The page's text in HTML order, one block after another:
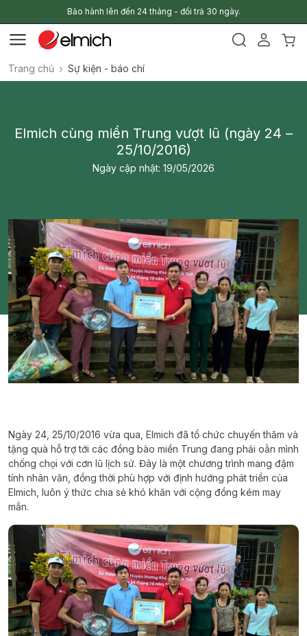
Bảo hành lên đến 24 tháng - đổi trả 30 ngày.
Trang chủ Sự kiện - báo chí
Elmich cùng miền Trung vượt lũ (ngày 24 –
25/10/2016)
Ngày cập nhật: 19/05/2026
Ngày 24, 25/10/2016 vừa qua, Elmich đã tổ chức chuyến thăm và
tặng quà hỗ trợ tới các đồng bào miền Trung đang phải oằn mình
chống chọi với cơn lũ lịch sử. Đây là một chương trình mang đậm
tính nhân văn, đồng thời phù hợp với định hướng phát triển của
Elmich, luôn ý thức chia sẻ khó khăn với cộng đồng kém may
mắn.